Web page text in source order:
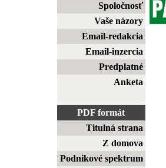
Spoločnosť
Vaše názory
Email-redakcia
Email-inzercia
Predplatné
Anketa
PDF formát
Titulná strana
Z domova
Podnikové spektrum